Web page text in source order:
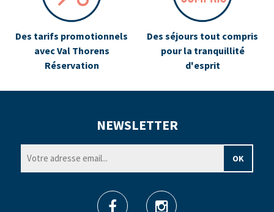
Des tarifs promotionnels
avec Val Thorens
Réservation
Des séjours tout compris
pour la tranquillité
d'esprit
NEWSLETTER